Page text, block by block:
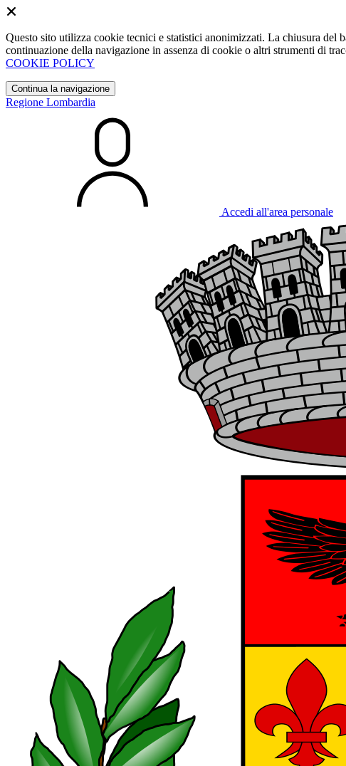
Questo sito utilizza cookie tecnici e statistici anonimizzati. La chiusura
continuazione della navigazione in assenza di cookie o altri strumenti di
COOKIE POLICY
Continua la navigazione
Regione Lombardia
Accedi all'area personale